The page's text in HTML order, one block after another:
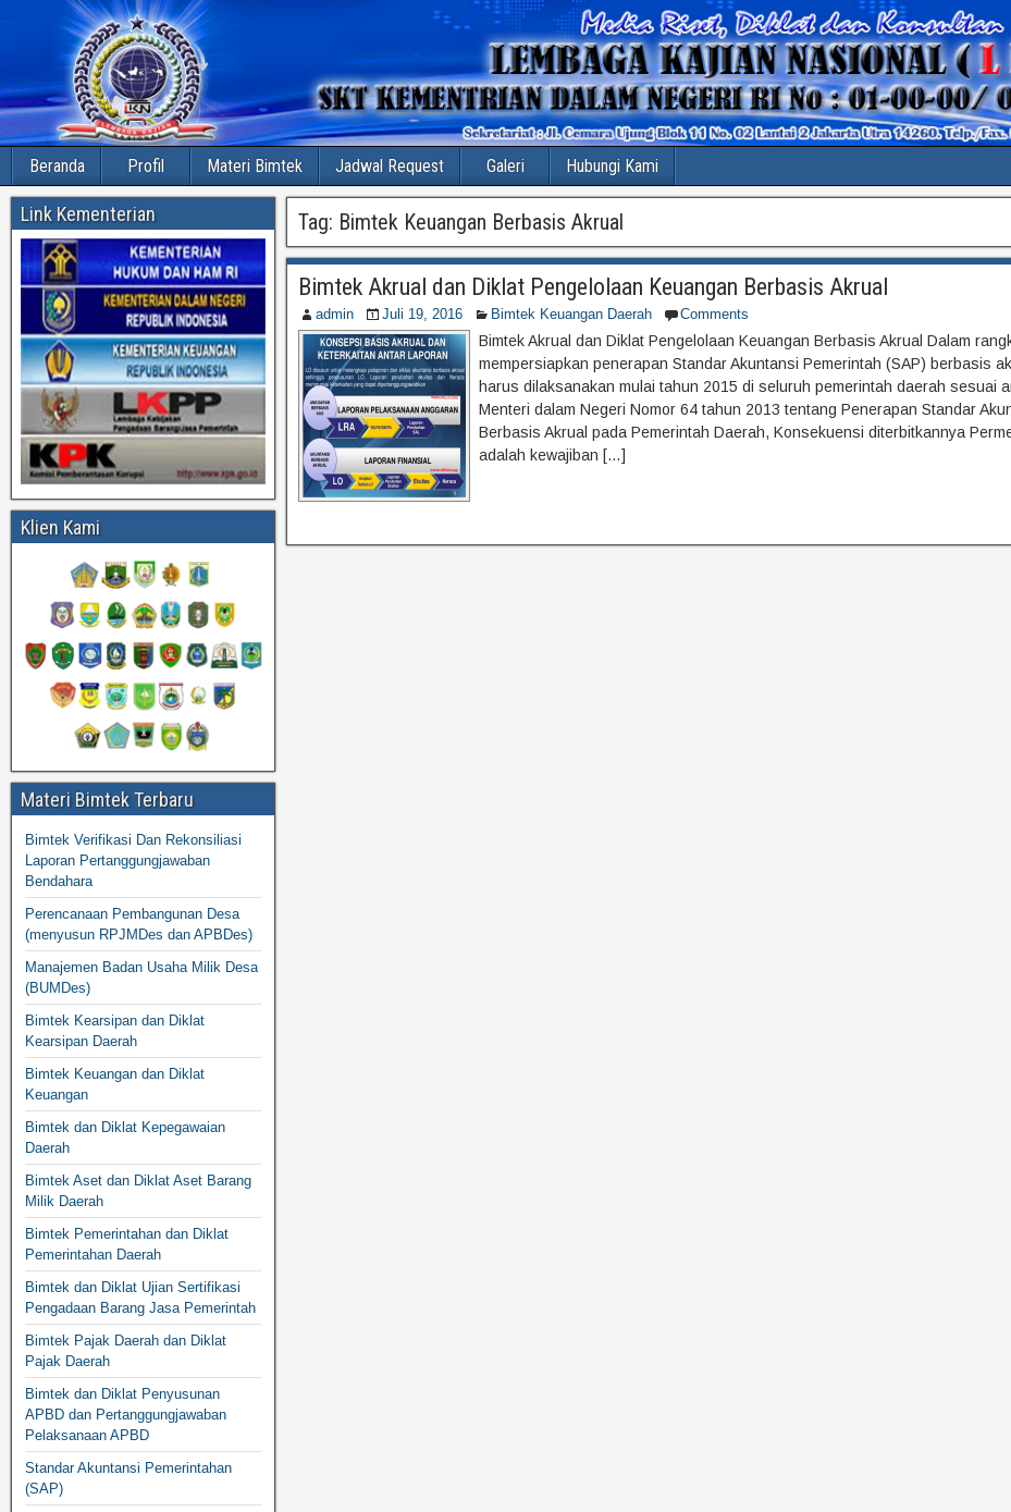
Beranda Profil Materi Bimtek Jadwal Request Galeri Hubungi Kami
Tag: Bimtek Keuangan Berbasis Akrual
Bimtek Akrual dan Diklat Pengelolaan Keuangan Berbasis Akrual
admin Juli 19, 2016 Bimtek Keuangan Daerah Comments
Bimtek Akrual dan Diklat Pengelolaan Keuangan Berbasis Akrual Dalam
mempersiapkan penerapan Standar Akuntansi Pemerintah (SAP) berbasis
harus dilaksanakan mulai tahun 2015 di seluruh pemerintah daerah sesuai
Menteri dalam Negeri Nomor 64 tahun 2013 tentang Penerapan Standar
Berbasis Akrual pada Pemerintah Daerah, Konsekuensi diterbitkannya
adalah kewajiban […]
Link Kementerian
Klien Kami
Materi Bimtek Terbaru
Bimtek Verifikasi Dan Rekonsiliasi
Laporan Pertanggungjawaban
Bendahara
Perencanaan Pembangunan Desa
(menyusun RPJMDes dan APBDes)
Manajemen Badan Usaha Milik Desa
(BUMDes)
Bimtek Kearsipan dan Diklat
Kearsipan Daerah
Bimtek Keuangan dan Diklat
Keuangan
Bimtek dan Diklat Kepegawaian
Daerah
Bimtek Aset dan Diklat Aset Barang
Milik Daerah
Bimtek Pemerintahan dan Diklat
Pemerintahan Daerah
Bimtek dan Diklat Ujian Sertifikasi
Pengadaan Barang Jasa Pemerintah
Bimtek Pajak Daerah dan Diklat
Pajak Daerah
Bimtek dan Diklat Penyusunan
APBD dan Pertanggungjawaban
Pelaksanaan APBD
Standar Akuntansi Pemerintahan
(SAP)